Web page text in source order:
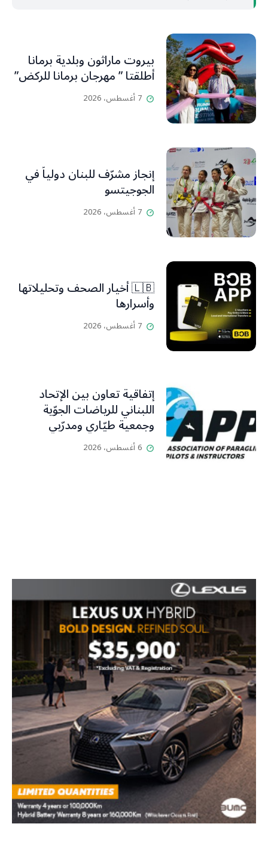
بيروت ماراثون وبلدية برمانا
أطلقتا ” مهرجان برمانا للركض”
7 أغسطس، 2026
إنجاز مشرّف للبنان دولياً في
الجوجيتسو
7 أغسطس، 2026
🇱🇧 أخيار الصحف وتحليلاتها
وأسرارها
7 أغسطس، 2026
إتفاقية تعاون بين الإتحاد
اللبناني للرياضات الجوّية
وجمعية طيّاري ومدرّبي
الطيران الشراعي
6 أغسطس، 2026